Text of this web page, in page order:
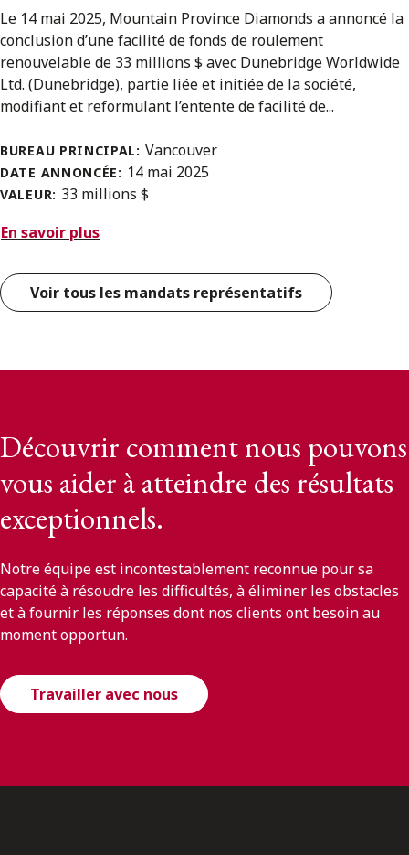
Le 14 mai 2025, Mountain Province Diamonds a annoncé la
conclusion d’une facilité de fonds de roulement
renouvelable de 33 millions $ avec Dunebridge Worldwide
Ltd. (Dunebridge), partie liée et initiée de la société,
modifiant et reformulant l’entente de facilité de...
BUREAU PRINCIPAL: Vancouver
DATE ANNONCÉE: 14 mai 2025
VALEUR: 33 millions $
En savoir plus
Voir tous les mandats représentatifs
Découvrir comment nous pouvons
vous aider à atteindre des résultats
exceptionnels.
Notre équipe est incontestablement reconnue pour sa
capacité à résoudre les difficultés, à éliminer les obstacles
et à fournir les réponses dont nos clients ont besoin au
moment opportun.
Travailler avec nous